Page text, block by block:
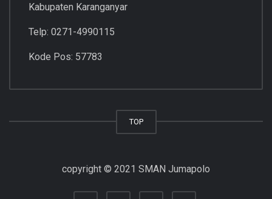
Kabupaten Karanganyar
Telp: 0271-4990115
Kode Pos: 57783
TOP
copyright © 2021 SMAN Jumapolo